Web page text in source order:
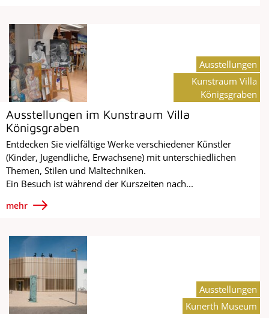
Ausstellungen im Kunstraum Villa
Königsgraben
Entdecken Sie vielfältige Werke verschiedener Künstler
(Kinder, Jugendliche, Erwachsene) mit unterschiedlichen
Themen, Stilen und Maltechniken.
Ein Besuch ist während der Kurszeiten nach...
mehr
Ausstellungen
Kunstraum Villa
Königsgraben
Ausstellungen
Kunerth Museum